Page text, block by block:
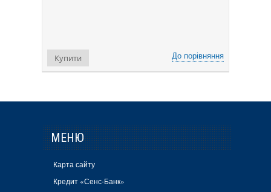
До порівняння
Купити
МЕНЮ
Карта сайту
Кредит «Сенс-Банк»